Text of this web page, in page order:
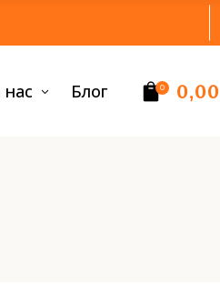
нас Блог 0 0,00